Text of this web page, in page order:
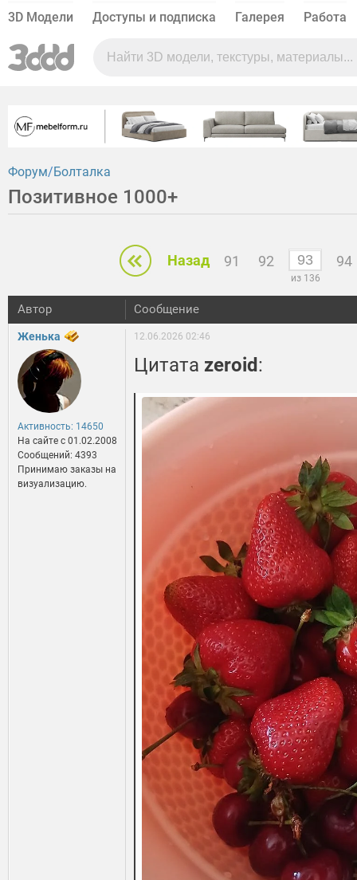
3D Модели Доступы и подписка Галерея Работа
Форум Болталка
Позитивное 1000+
Назад 91 92
из 136
94
Автор Сообщение
Женька
Активность: 14650
На сайте c 01.02.2008
Сообщений: 4393
Принимаю заказы на
визуализацию.
12.06.2026 02:46
Цитата zeroid :